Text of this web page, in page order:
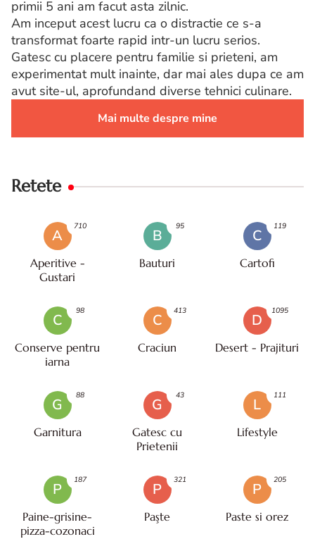
primii 5 ani am facut asta zilnic.
Am inceput acest lucru ca o distractie ce s-a
transformat foarte rapid intr-un lucru serios.
Gatesc cu placere pentru familie si prieteni, am
experimentat mult inainte, dar mai ales dupa ce am
avut site-ul, aprofundand diverse tehnici culinare.
Mai multe despre mine
Retete
A
Aperitive -
Gustari
710
B
Bauturi
95
C
Cartofi
119
C
Conserve pentru
iarna
98
C
Craciun
413
D
Desert - Prajituri
1095
G
Garnitura
88
G
Gatesc cu
Prietenii
43
L
Lifestyle
111
P
Paine-grisine-
pizza-cozonaci
187
P
Paşte
321
P
Paste si orez
205